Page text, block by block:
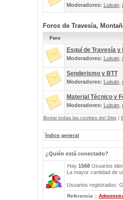
Moderadores: Luisan,
Foros de Travesía,
Foro
Esquí de Travesía y
Moderadores: Luisan,
Senderismo y BTT
Moderadores: Luisan,
Material Técnico y
Moderadores: Luisan,
Borrar todas las cookies del Sitio |
Índice general
¿Quién está conectado?
Hay 1568Usuarios
La mayor cantidad de
Usuarios registrados:
Referencia ::